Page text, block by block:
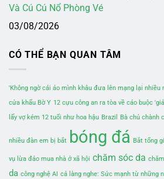
Và Cú Cú Nổ Phòng Vé
03/08/2026
CÓ THỂ BẠN QUAN TÂM
'Không ngờ cái áo mình khâu đưa lên mạng lại nhiều
cửa khẩu Bờ Y 12 cựu công an ra tòa về cáo buộc
lấy vợ kém 12 tuổi như hoa hậu Brazil Bà chủ chành
nhiều đàn em bị bắt bóng đá Bắt tổng
vụ lừa đảo mua nhà ở xã hội chăm sóc da
da công nghệ AI cả làng nghe: Sức mạnh từ những